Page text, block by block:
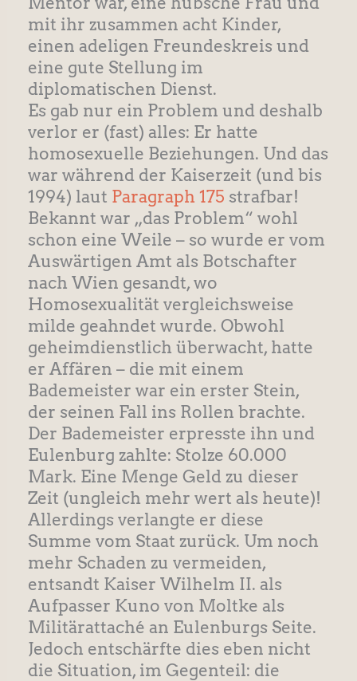
mit ihr zusammen acht Kinder,
einen adeligen Freundeskreis und
eine gute Stellung im
diplomatischen Dienst.
Es gab nur ein Problem und deshalb
verlor er (fast) alles: Er hatte
homosexuelle Beziehungen. Und das
war während der Kaiserzeit (und bis
1994) laut Paragraph 175 strafbar!
Bekannt war „das Problem“ wohl
schon eine Weile – so wurde er vom
Auswärtigen Amt als Botschafter
nach Wien gesandt, wo
Homosexualität vergleichsweise
milde geahndet wurde. Obwohl
geheimdienstlich überwacht, hatte
er Affären – die mit einem
Bademeister war ein erster Stein,
der seinen Fall ins Rollen brachte.
Der Bademeister erpresste ihn und
Eulenburg zahlte: Stolze 60.000
Mark. Eine Menge Geld zu dieser
Zeit (ungleich mehr wert als heute)!
Allerdings verlangte er diese
Summe vom Staat zurück. Um noch
mehr Schaden zu vermeiden,
entsandt Kaiser Wilhelm II. als
Aufpasser Kuno von Moltke als
Militärattaché an Eulenburgs Seite.
Jedoch entschärfte dies eben nicht
die Situation, im Gegenteil: die